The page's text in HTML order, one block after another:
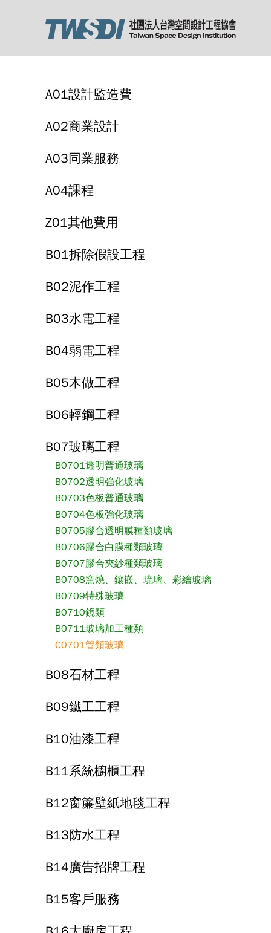
A01設計監造費
A02商業設計
A03同業服務
A04課程
Z01其他費用
B01拆除假設工程
B02泥作工程
B03水電工程
B04弱電工程
B05木做工程
B06輕鋼工程
B07玻璃工程
B0701透明普通玻璃
B0702透明強化玻璃
B0703色板普通玻璃
B0704色板強化玻璃
B0705膠合透明膜種類玻璃
B0706膠合白膜種類玻璃
B0707膠合夾紗種類玻璃
B0708窯燒、鑲嵌、琉璃、彩繪玻璃
B0709特殊玻璃
B0710鏡類
B0711玻璃加工種類
C0701管類玻璃
B08石材工程
B09鐵工工程
B10油漆工程
B11系統櫥櫃工程
B12窗簾壁紙地毯工程
B13防水工程
B14廣告招牌工程
B15客戶服務